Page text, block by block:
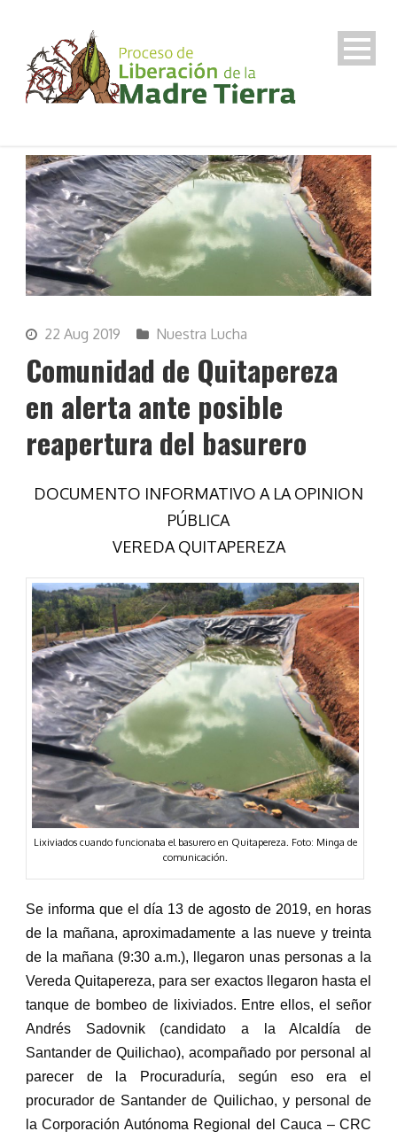
22 Aug 2019 Nuestra Lucha
Comunidad de Quitapereza
en alerta ante posible
reapertura del basurero
DOCUMENTO INFORMATIVO A LA OPINION
PÚBLICA
VEREDA QUITAPEREZA
Lixiviados cuando funcionaba el basurero en Quitapereza. Foto: Minga de
comunicación.
Se informa que el día 13 de agosto de 2019, en horas
de la mañana, aproximadamente a las nueve y treinta
de la mañana (9:30 a.m.), llegaron unas personas a la
Vereda Quitapereza, para ser exactos llegaron hasta el
tanque de bombeo de lixiviados. Entre ellos, el señor
Andrés Sadovnik (candidato a la Alcaldía de
Santander de Quilichao), acompañado por personal al
parecer de la Procuraduría, según eso era el
procurador de Santander de Quilichao, y personal de
la Corporación Autónoma Regional del Cauca – CRC